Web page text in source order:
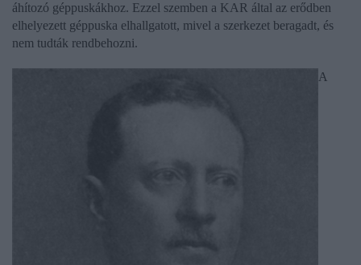
áhítozó géppuskákhoz. Ezzel szemben a KAR által az erődben
elhelyezett géppuska elhallgatott, mivel a szerkezet beragadt, és
nem tudták rendbehozni.
A